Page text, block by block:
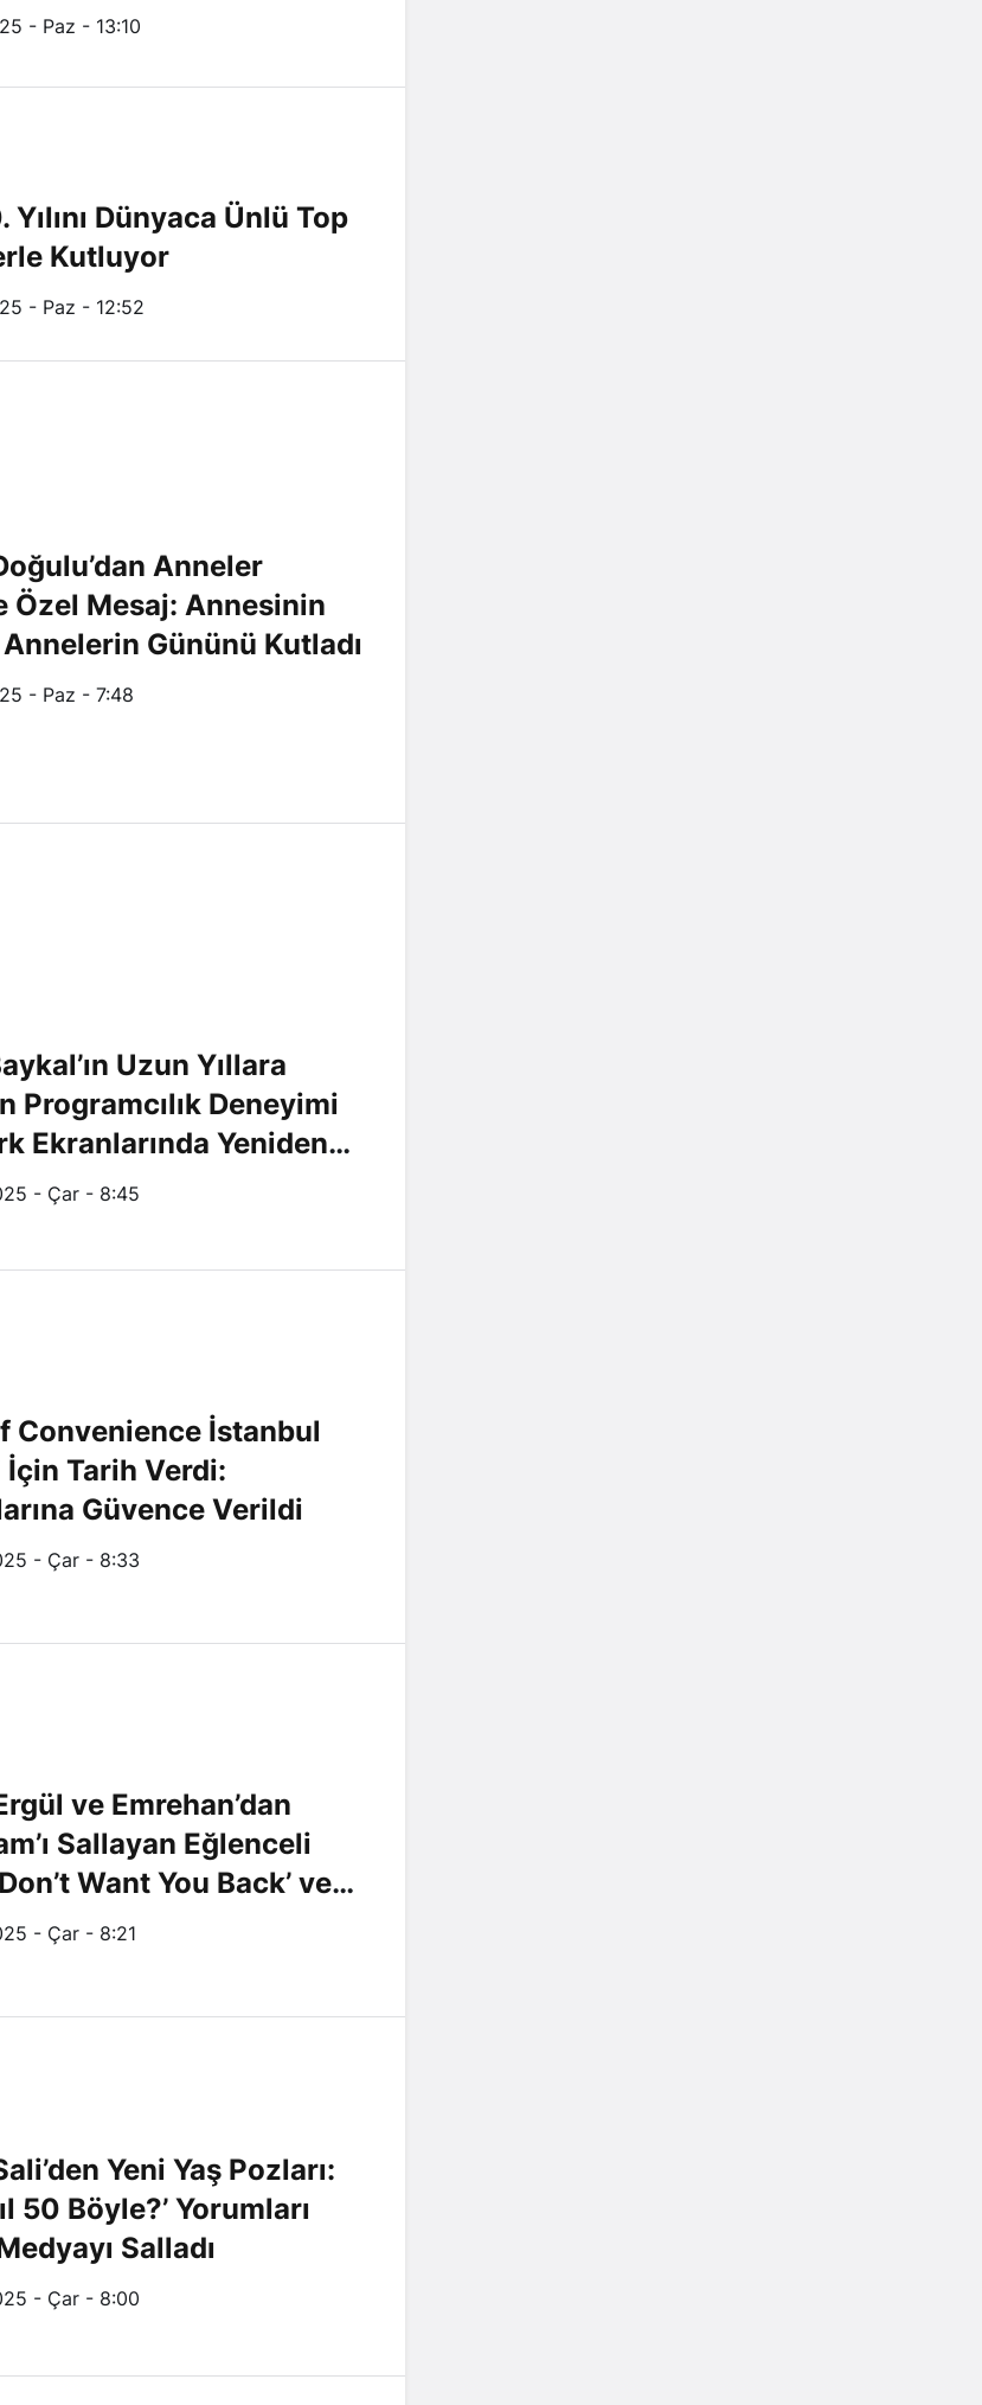
- Paz - 13:10
Yılını Dünyaca Ünlü Top
Kutluyor
- Paz - 12:52
Anneler
Özel Mesaj: Annesinin
Gününü Kutladı
- Paz - 7:48
Uzun Yıllara
Programcılık Deneyimi
Ekranlarında Yeniden
- Çar - 8:45
Convenience İstanbul
İçin Tarih Verdi:
Güvence Verildi
- Çar - 8:33
ve Emrehan’dan
Sallayan Eğlenceli
Want You Back’ ve
Arada!
- Çar - 8:21
Yeni Yaş Pozları:
50 Böyle?’ Yorumları
Salladı
- Çar - 8:00